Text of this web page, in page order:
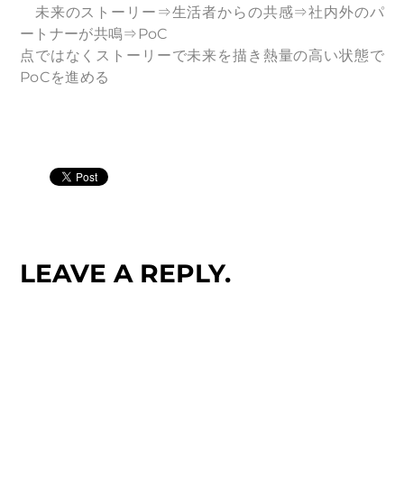
未来のストーリー⇒生活者からの共感⇒社内外のパ
ートナーが共鳴⇒PoC
点ではなくストーリーで未来を描き熱量の高い状態で
PoCを進める
LEAVE A REPLY.